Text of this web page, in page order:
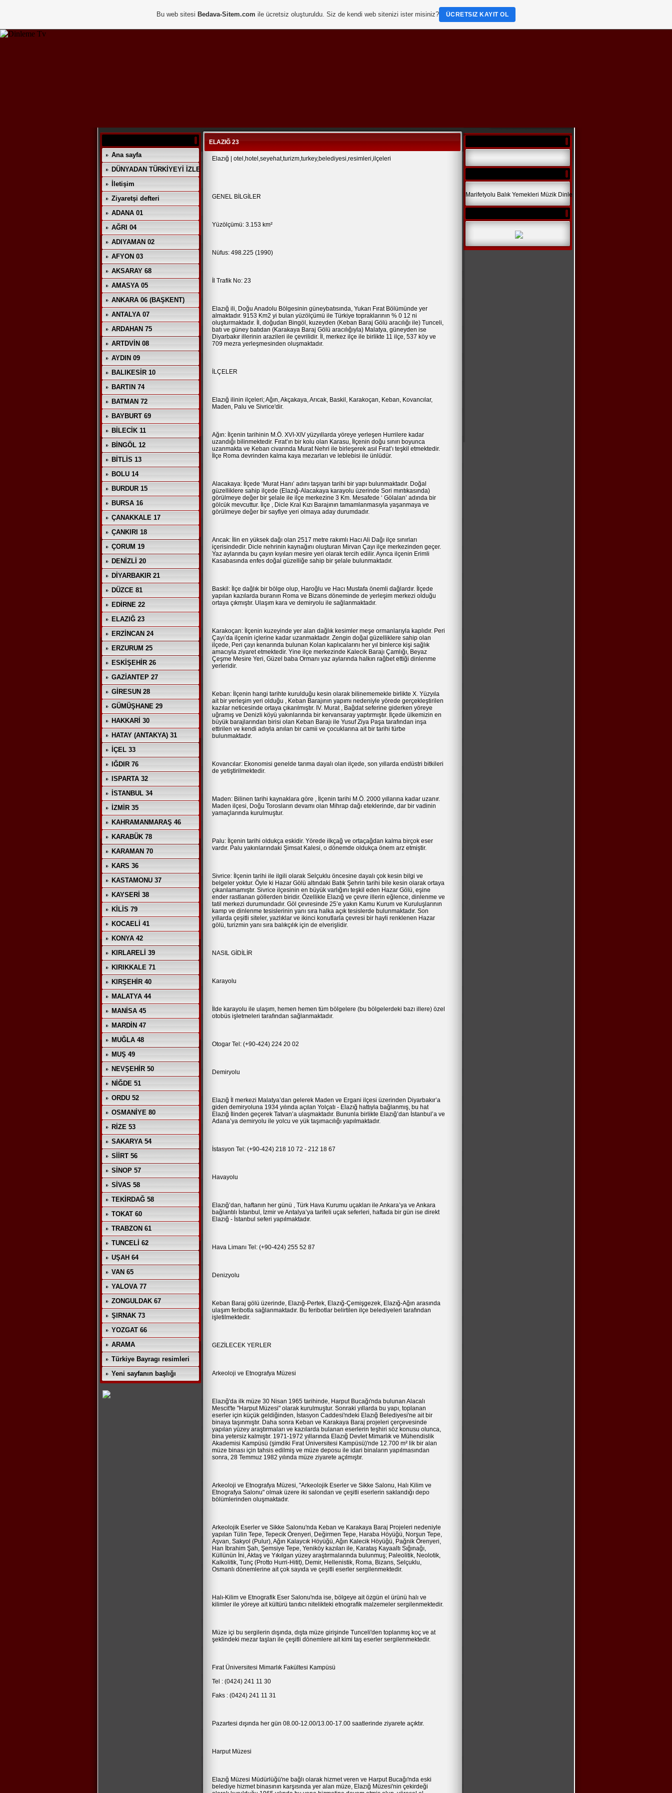
Bunu Begenin!
Ana sayfa
DÜNYADAN TÜRKİYEYİ İZLE
İletişim
Ziyaretşi defteri
ADANA 01
AĞRI 04
ADIYAMAN 02
AFYON 03
AKSARAY 68
AMASYA 05
ANKARA 06 (BAŞKENT)
ANTALYA 07
ARDAHAN 75
ARTDVİN 08
AYDIN 09
BALIKESİR 10
BARTIN 74
BATMAN 72
BAYBURT 69
BİLECİK 11
BİNGÖL 12
BİTLİS 13
BOLU 14
BURDUR 15
BURSA 16
ÇANAKKALE 17
ÇANKIRI 18
ÇORUM 19
DENİZLİ 20
DİYARBAKIR 21
DÜZCE 81
EDİRNE 22
ELAZIĞ 23
ERZİNCAN 24
ERZURUM 25
ESKİŞEHİR 26
GAZİANTEP 27
GİRESUN 28
GÜMÜŞHANE 29
HAKKARİ 30
HATAY (ANTAKYA) 31
İÇEL 33
IĞDIR 76
ISPARTA 32
İSTANBUL 34
İZMİR 35
KAHRAMANMARAŞ 46
KARABÜK 78
KARAMAN 70
KARS 36
KASTAMONU 37
KAYSERİ 38
KİLİS 79
KOCAELİ 41
KONYA 42
KIRLARELİ 39
KIRIKKALE 71
KIRŞEHİR 40
MALATYA 44
MANİSA 45
MARDİN 47
MUĞLA 48
MUŞ 49
NEVŞEHİR 50
NİĞDE 51
ORDU 52
OSMANİYE 80
RİZE 53
SAKARYA 54
SİİRT 56
SİNOP 57
SİVAS 58
TEKİRDAĞ 58
TOKAT 60
TRABZON 61
TUNCELİ 62
UŞAH 64
VAN 65
YALOVA 77
ZONGULDAK 67
ŞIRNAK 73
YOZGAT 66
ARAMA
Türkiye Bayragı resimleri
Yeni sayfanın başlığı
ELAZIĞ 23
Elazığ | otel,hotel,seyehat,turizm,turkey,belediyesi,resimleri,ilçeleri
GENEL BİLGİLER
Yüzölçümü: 3.153 km²
Nüfus: 498.225 (1990)
İl Trafik No: 23
Elazığ ili, Doğu Anadolu Bölgesinin güneybatısında, Yukarı Fırat Bölümünde yer
almaktadır. 9153 Km2 yi bulan yüzölçümü ile Türkiye topraklarının % 0 12 ni
oluşturmaktadır. İl, doğudan Bingöl, kuzeyden (Keban Baraj Gölü aracılığı ile) Tunceli,
batı ve güney batıdan (Karakaya Baraj Gölü aracılığıyla) Malatya, güneyden ise
Diyarbakır illerinin arazileri ile çevrilidir. İl, merkez ilçe ile birlikte 11 ilçe, 537 köy ve
709 mezra yerleşmesinden oluşmaktadır.
İLÇELER
Elazığ ilinin ilçeleri; Ağın, Akçakaya, Arıcak, Baskil, Karakoçan, Keban, Kovancılar,
Maden, Palu ve Sivrice'dir.
Ağın: İlçenin tarihinin M.Ö. XVI-XIV yüzyıllarda yöreye yerleşen Hurrilere kadar
uzandığı bilinmektedir. Fırat’ın bir kolu olan Karasu, İlçenin doğu sınırı boyunca
uzanmakta ve Keban civarında Murat Nehri ile birleşerek asıl Fırat’ı teşkil etmektedir.
İlçe Roma devrinden kalma kaya mezarları ve leblebisi ile ünlüdür.
Alacakaya: İlçede ‘Murat Hanı’ adını taşıyan tarihi bir yapı bulunmaktadır. Doğal
güzelliklere sahip ilçede (Elazığ-Alacakaya karayolu üzerinde Sori mıntıkasında)
görülmeye değer bir şelale ile ilçe merkezine 3 Km. Mesafede ‘ Gölalan’ adında bir
gölcük mevcuttur. İlçe , Dicle Kral Kızı Barajının tamamlanmasıyla yaşanmaya ve
görülmeye değer bir sayfiye yeri olmaya aday durumdadır.
Arıcak: İlin en yüksek dağı olan 2517 metre rakımlı Hacı Ali Dağı ilçe sınırları
içerisindedir. Dicle nehrinin kaynağını oluşturan Mirvan Çayı ilçe merkezinden geçer.
Yaz aylarında bu çayın kıyıları mesire yeri olarak tercih edilir. Ayrıca ilçenin Erimli
Kasabasında enfes doğal güzelliğe sahip bir şelale bulunmaktadır.
Baskil: İlçe dağlık bir bölge olup, Haroğlu ve Hacı Mustafa önemli dağlardır. İlçede
yapılan kazılarda buranın Roma ve Bizans döneminde de yerleşim merkezi olduğu
ortaya çıkmıştır. Ulaşım kara ve demiryolu ile sağlanmaktadır.
Karakoçan: İlçenin kuzeyinde yer alan dağlık kesimler meşe ormanlarıyla kaplıdır. Peri
Çayı’da ilçenin içlerine kadar uzanmaktadır. Zengin doğal güzelliklere sahip olan
ilçede, Peri çayı kenarında bulunan Kolan kaplıcalarını her yıl binlerce kişi sağlık
amacıyla ziyaret etmektedir. Yine ilçe merkezinde Kalecik Barajı Çamlığı, Beyaz
Çeşme Mesire Yeri, Güzel baba Ormanı yaz aylarında halkın rağbet ettiği dinlenme
yerleridir.
Keban: İlçenin hangi tarihte kurulduğu kesin olarak bilinememekle birlikte X. Yüzyıla
ait bir yerleşim yeri olduğu , Keban Barajının yapımı nedeniyle yörede gerçekleştirilen
kazılar neticesinde ortaya çıkarılmıştır. IV. Murat , Bağdat seferine giderken yöreye
uğramış ve Denizli köyü yakınlarında bir kervansaray yaptırmıştır. İlçede ülkemizin en
büyük barajlarından birisi olan Keban Barajı ile Yusuf Ziya Paşa tarafından inşa
ettirilen ve kendi adıyla anılan bir camii ve çocuklarına ait bir tarihi türbe
bulunmaktadır.
Kovancılar: Ekonomisi genelde tarıma dayalı olan ilçede, son yıllarda endüstri bitkileri
de yetiştirilmektedir.
Maden: Bilinen tarihi kaynaklara göre , İlçenin tarihi M.Ö. 2000 yıllarına kadar uzanır.
Maden ilçesi, Doğu Torosların devamı olan Mihrap dağı eteklerinde, dar bir vadinin
yamaçlarında kurulmuştur.
Palu: İlçenin tarihi oldukça eskidir. Yörede ilkçağ ve ortaçağdan kalma birçok eser
vardır. Palu yakınlarındaki Şimsat Kalesi, o dönemde oldukça önem arz etmiştir.
Sivrice: İlçenin tarihi ile ilgili olarak Selçuklu öncesine dayalı çok kesin bilgi ve
belgeler yoktur. Öyle ki Hazar Gölü altındaki Batık Şehrin tarihi bile kesin olarak ortaya
çıkarılamamıştır. Sivrice ilçesinin en büyük varlığını teşkil eden Hazar Gölü, eşine
ender rastlanan göllerden biridir. Özellikle Elazığ ve çevre illerin eğlence, dinlenme ve
tatil merkezi durumundadır. Göl çevresinde 25’e yakın Kamu Kurum ve Kuruluşlarının
kamp ve dinlenme tesislerinin yanı sıra halka açık tesislerde bulunmaktadır. Son
yıllarda çeşitli siteler, yazlıklar ve ikinci konutlarla çevresi bir hayli renklenen Hazar
gölü, turizmin yanı sıra balıkçılık için de elverişlidir.
NASIL GİDİLİR
Karayolu
İlde karayolu ile ulaşım, hemen hemen tüm bölgelere (bu bölgelerdeki bazı illere) özel
otobüs işletmeleri tarafından sağlanmaktadır.
Otogar Tel: (+90-424) 224 20 02
Demiryolu
Elazığ İl merkezi Malatya’dan gelerek Maden ve Ergani ilçesi üzerinden Diyarbakır’a
giden demiryoluna 1934 yılında açılan Yolçatı - Elazığ hattıyla bağlanmış, bu hat
Elazığ İlinden geçerek Tatvan’a ulaşmaktadır. Bununla birlikte Elazığ’dan İstanbul’a ve
Adana’ya demiryolu ile yolcu ve yük taşımacılığı yapılmaktadır.
İstasyon Tel: (+90-424) 218 10 72 - 212 18 67
Havayolu
Elazığ’dan, haftanın her günü , Türk Hava Kurumu uçakları ile Ankara’ya ve Ankara
bağlantılı İstanbul, İzmir ve Antalya’ya tarifeli uçak seferleri, haftada bir gün ise direkt
Elazığ - İstanbul seferi yapılmaktadır.
Hava Limanı Tel: (+90-424) 255 52 87
Denizyolu
Keban Baraj gölü üzerinde, Elazığ-Pertek, Elazığ-Çemişgezek, Elazığ-Ağın arasında
ulaşım feribotla sağlanmaktadır. Bu feribotlar belirtilen ilçe belediyeleri tarafından
işletilmektedir.
GEZİLECEK YERLER
Arkeoloji ve Etnografya Müzesi
Elazığ'da ilk müze 30 Nisan 1965 tarihinde, Harput Bucağı'nda bulunan Alacalı
Mescit'te "Harput Müzesi" olarak kurulmuştur. Sonraki yıllarda bu yapı, toplanan
eserler için küçük geldiğinden, İstasyon Caddesi'ndeki Elazığ Belediyesi'ne ait bir
binaya taşınmıştır. Daha sonra Keban ve Karakaya Baraj projeleri çerçevesinde
yapılan yüzey araştırmaları ve kazılarda bulanan eserlerin teşhiri söz konusu olunca,
bina yetersiz kalmıştır. 1971-1972 yıllarında Elazığ Devlet Mimarlık ve Mühendislik
Akademisi Kampüsü (şimdiki Fırat Üniversitesi Kampüsü)'nde 12.700 m² lik bir alan
müze binası için tahsis edilmiş ve müze deposu ile idari binaların yapılmasından
sonra, 28 Temmuz 1982 yılında müze ziyarete açılmıştır.
Arkeoloji ve Etnografya Müzesi, "Arkeolojik Eserler ve Sikke Salonu, Halı Kilim ve
Etnografya Salonu" olmak üzere iki salondan ve çeşitli eserlerin saklandığı depo
bölümlerinden oluşmaktadır.
Arkeolojik Eserler ve Sikke Salonu'nda Keban ve Karakaya Baraj Projeleri nedeniyle
yapılan Tülin Tepe, Tepecik Örenyeri, Değirmen Tepe, Haraba Höyüğü, Norşun Tepe,
Aşvan, Sakyol (Pulur), Ağın Kalaycık Höyüğü, Ağın Kalecik Höyüğü, Pağnik Örenyeri,
Han İbrahim Şah, Şemsiye Tepe, Yeniköy kazıları ile, Karataş Kayaaltı Sığınağı,
Küllünün İni, Aktaş ve Yıkılgan yüzey araştırmalarında bulunmuş; Paleolitik, Neolotik,
Kalkolitik, Tunç (Protto Hurri-Hitit), Demir, Hellenistik, Roma, Bizans, Selçuklu,
Osmanlı dönemlerine ait çok sayıda ve çeşitli eserler sergilenmektedir.
Halı-Kilim ve Etnografik Eser Salonu'nda ise, bölgeye ait özgün el ürünü halı ve
kilimler ile yöreye ait kültürü tanıtıcı nitelikteki etnografik malzemeler sergilenmektedir.
Müze içi bu sergilerin dışında, dışta müze girişinde Tunceli'den toplanmış koç ve at
şeklindeki mezar taşları ile çeşitli dönemlere ait kimi taş eserler sergilenmektedir.
Fırat Üniversitesi Mimarlık Fakültesi Kampüsü
Tel : (0424) 241 11 30
Faks : (0424) 241 11 31
Pazartesi dışında her gün 08.00-12.00/13.00-17.00 saatlerinde ziyarete açıktır.
Harput Müzesi
Elazığ Müzesi Müdürlüğü'ne bağlı olarak hizmet veren ve Harput Bucağı'nda eski
belediye hizmet binasının karşısında yer alan müze, Elazığ Müzesi'nin çekirdeği
Marifetyolu Balık Yemekleri Müzik Dinle
Bu web sitesi Bedava-Sitem.com ile ücretsiz oluşturuldu. Siz de kendi web sitenizi ister misiniz? ÜCRETSIZ KAYIT OL